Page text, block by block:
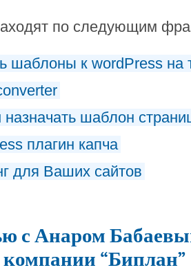
по следующим
шаблоны к wordPress на
назначать шаблон
плагин капча
для Ваших сайтов
с Анаром
“Биплан”